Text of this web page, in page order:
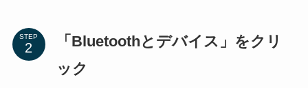
STEP
「Bluetoothとデバイス」をクリ
ック